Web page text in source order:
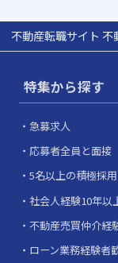
不動産転職サイト 不
特集から探す
急募求人
応募者全員と面接
5名以上の積極採用
社会人経験10年以
不動産売買仲介経
ローン業務経験者